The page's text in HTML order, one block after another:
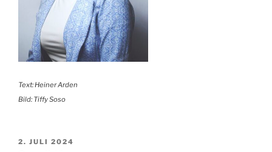
Text: Heiner Arden
Bild: Tiffy Soso
VERÖFFENTLICHT
2. JULI 2024